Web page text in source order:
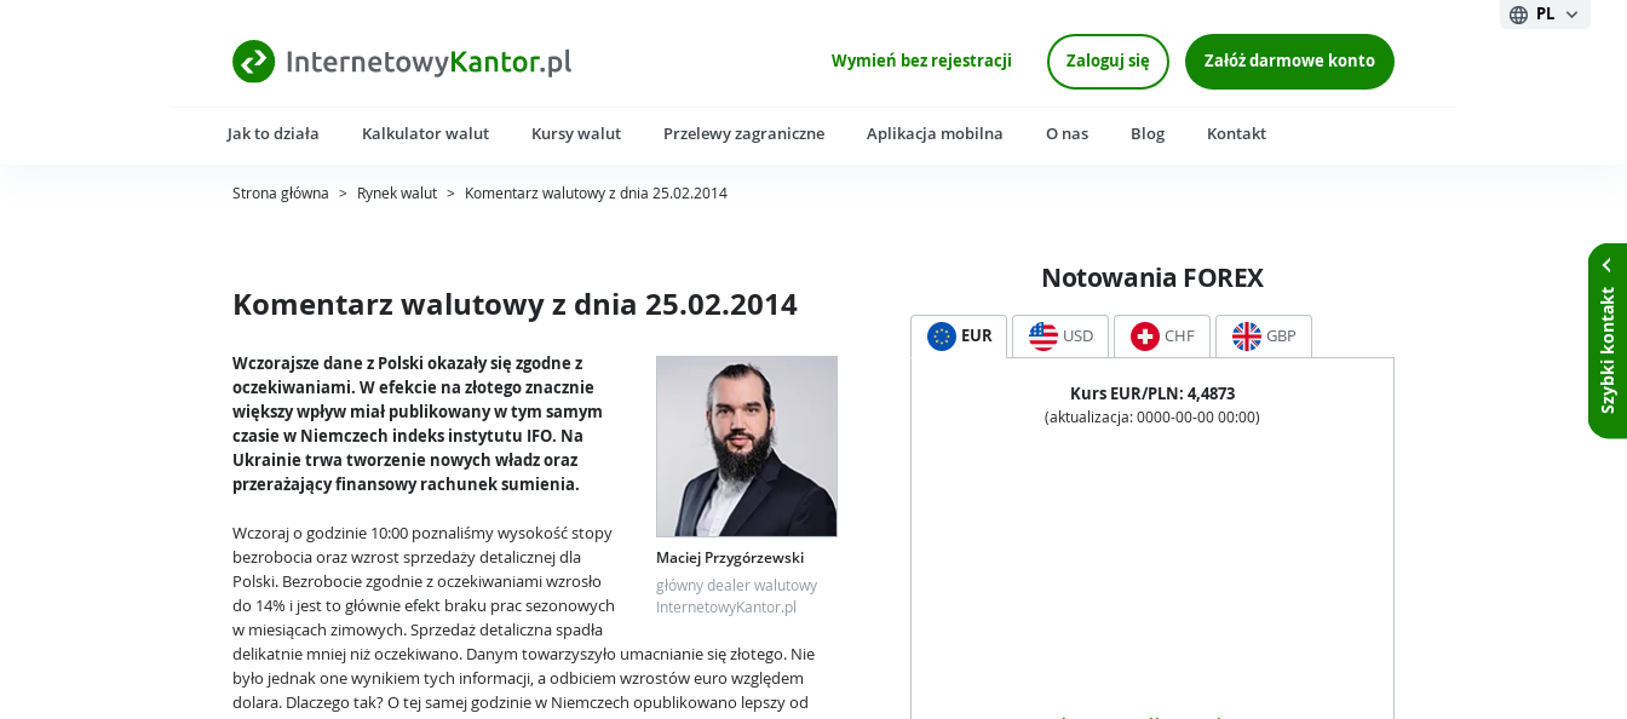
Wymień bez rejestracji Zaloguj się Załóż darmowe konto
PL
Jak to działa Kalkulator walut Kursy walut Przelewy zagraniczne Aplikacja mobilna O nas Blog Kontakt
Strona główna > Rynek walut > Komentarz walutowy z dnia 25.02.2014
Komentarz walutowy z dnia 25.02.2014
Maciej Przygórzewski
główny dealer walutowy
InternetowyKantor.pl
Wczorajsze dane z Polski okazały się zgodne z
oczekiwaniami. W efekcie na złotego znacznie
większy wpływ miał publikowany w tym samym
czasie w Niemczech indeks instytutu IFO. Na
Ukrainie trwa tworzenie nowych władz oraz
przerażający finansowy rachunek sumienia.
Wczoraj o godzinie 10:00 poznaliśmy wysokość stopy
bezrobocia oraz wzrost sprzedaży detalicznej dla
Polski. Bezrobocie zgodnie z oczekiwaniami wzrosło
do 14% i jest to głównie efekt braku prac sezonowych
w miesiącach zimowych. Sprzedaż detaliczna spadła
delikatnie mniej niż oczekiwano. Danym towarzyszyło umacnianie się złotego. Nie
było jednak one wynikiem tych informacji, a odbiciem wzrostów euro względem
dolara. Dlaczego tak? O tej samej godzinie w Niemczech opublikowano lepszy od
Notowania FOREX
EUR USD CHF GBP
Kurs EUR/PLN: 4,4873
(aktualizacja: 0000-00-00 00:00)
Szybki kontakt